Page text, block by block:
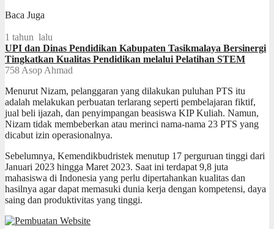
Baca Juga
1 tahun lalu
UPI dan Dinas Pendidikan Kabupaten Tasikmalaya Bersinergi
Tingkatkan Kualitas Pendidikan melalui Pelatihan STEM
758 Asop Ahmad
Menurut Nizam, pelanggaran yang dilakukan puluhan PTS itu
adalah melakukan perbuatan terlarang seperti pembelajaran fiktif,
jual beli ijazah, dan penyimpangan beasiswa KIP Kuliah. Namun,
Nizam tidak membeberkan atau merinci nama-nama 23 PTS yang
dicabut izin operasionalnya.
Sebelumnya, Kemendikbudristek menutup 17 perguruan tinggi dari
Januari 2023 hingga Maret 2023. Saat ini terdapat 9,8 juta
mahasiswa di Indonesia yang perlu dipertahankan kualitas dan
hasilnya agar dapat memasuki dunia kerja dengan kompetensi, daya
saing dan produktivitas yang tinggi.